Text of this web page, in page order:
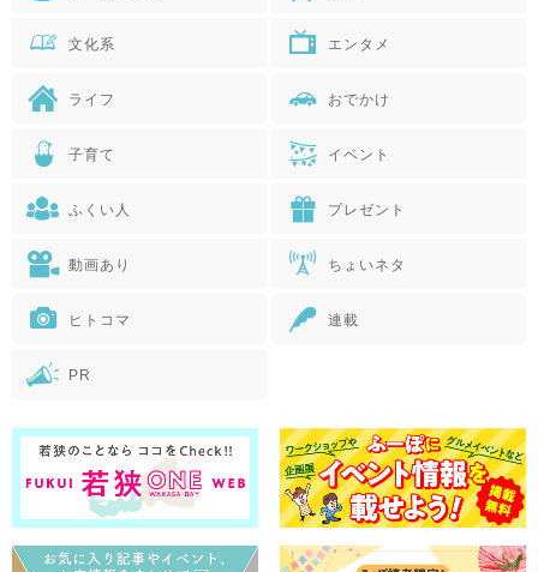
文化系 エンタメ
ライフ おでかけ
子育て イベント
ふくい人 プレゼント
動画あり ちょいネタ
ヒトコマ 連載
PR